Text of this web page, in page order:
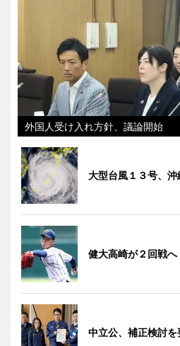
外国人受け入れ方針、議論開始
大型台風１３号、
健大高崎が２回戦
中立公、補正検討を